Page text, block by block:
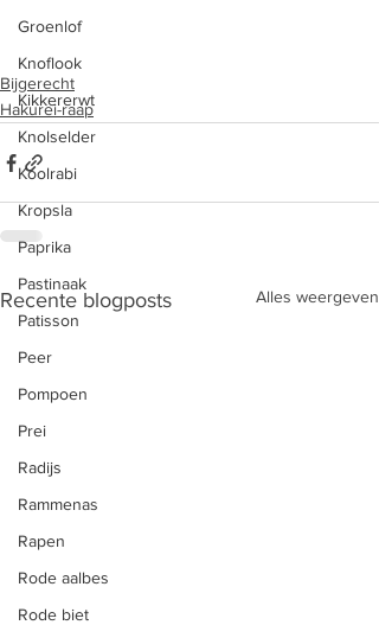
Groenlof
Knoflook
Kikkererwt
Knolselder
Koolrabi
Kropsla
Paprika
Pastinaak
Patisson
Peer
Pompoen
Prei
Radijs
Rammenas
Rapen
Rode aalbes
Rode biet
Bijgerecht
Hakurei-raap
Recente blogposts Alles weergeven